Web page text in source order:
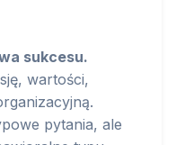
sukcesu.
wartości,
pytania, ale